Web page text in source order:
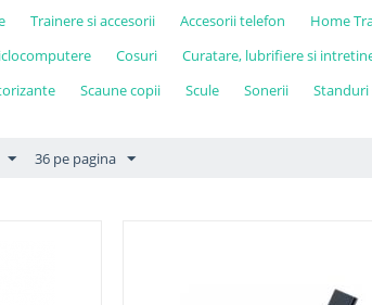
Trainere si accesorii Accesorii telefon Home
Cosuri Curatare, lubrifiere si
Scaune copii Scule Sonerii
36 pe pagina